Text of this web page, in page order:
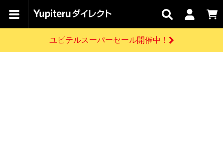
カテゴリで
キャン
ペーン
関連
サービス
お問い
合わせ
はじめての
開催中のキャンペーン
お買い物ガイド
ログインする
ユピテルスーパーセール開催中！